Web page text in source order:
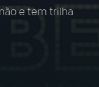
VIVOe tem trilha